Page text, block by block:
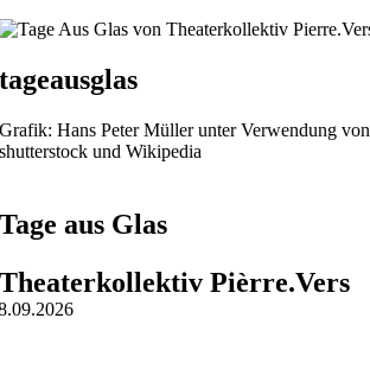
tageausglas
Grafik: Hans Peter Müller unter Verwendung
shutterstock und Wikipedia
Tage aus Glas
Theaterkollektiv Pièrre.Vers